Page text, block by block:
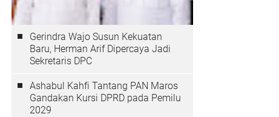
Gerindra Wajo Susun Kekuatan
Baru, Herman Arif Dipercaya Jadi
Sekretaris DPC
Ashabul Kahfi Tantang PAN Maros
Gandakan Kursi DPRD pada Pemilu
2029